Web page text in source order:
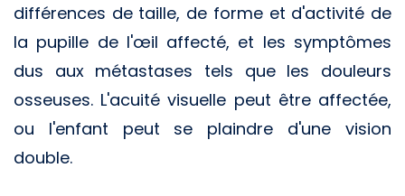
différences de taille, de forme et d'activité de
la pupille de l'œil affecté, et les symptômes
dus aux métastases tels que les douleurs
osseuses. L'acuité visuelle peut être affectée,
ou l'enfant peut se plaindre d'une vision
double.